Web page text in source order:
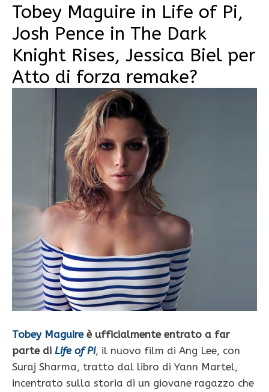
Tobey Maguire in Life of Pi,
Josh Pence in The Dark
Knight Rises, Jessica Biel per
Atto di forza remake?
Tobey Maguireè ufficialmente entrato a far
parte di Life of Pi, il nuovo film di Ang Lee, con
Suraj Sharma, tratto dal libro di Yann Martel,
incentrato sulla storia di un giovane ragazzo che